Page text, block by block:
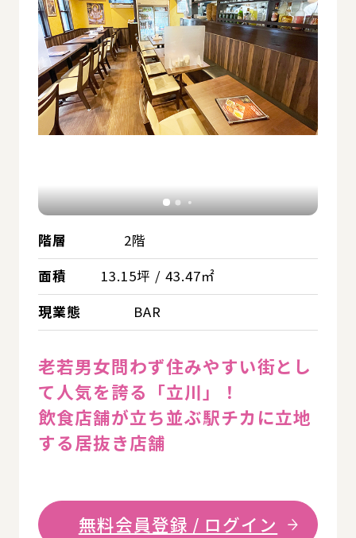
階層
2階
面積
13.15坪 / 43.47㎡
現業態
BAR
老若男女問わず住みやすい街とし
て人気を誇る「立川」！
飲食店舗が立ち並ぶ駅チカに立地
する居抜き店舗
無料会員登録 / ログイン